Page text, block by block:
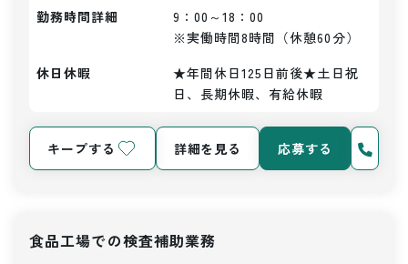
勤務時間詳細
9：00～18：00
※実働時間8時間（休憩60分）
休日休暇
★年間休日125日前後★土日祝
日、長期休暇、有給休暇
キープする 詳細を見る 応募する
食品工場での検査補助業務